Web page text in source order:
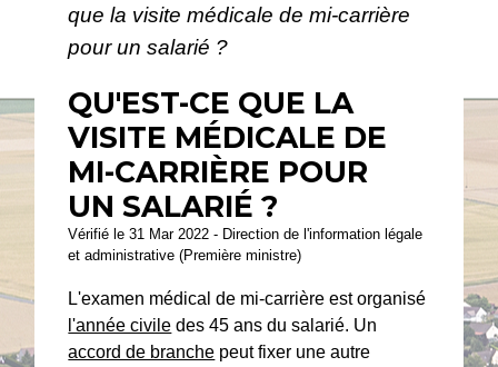
que la visite médicale de mi-carrière
pour un salarié ?
QU'EST-CE QUE LA
VISITE MÉDICALE DE
MI-CARRIÈRE POUR
UN SALARIÉ ?
Vérifié le 31 Mar 2022 - Direction de l'information légale
et administrative (Première ministre)
L'examen médical de mi-carrière est organisé
l'année civile des 45 ans du salarié. Un
accord de branche peut fixer une autre